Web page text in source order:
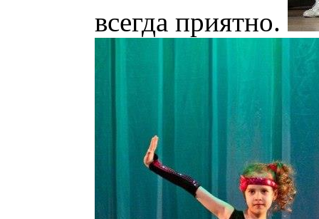
всегда приятно.